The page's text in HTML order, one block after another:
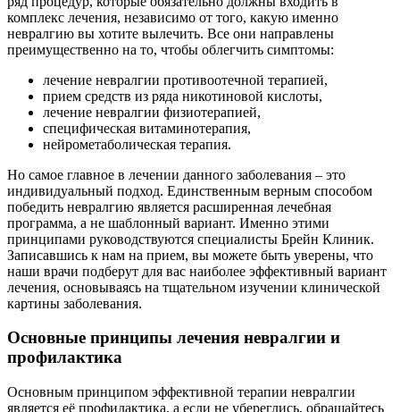
комплекс лечения, независимо от того, какую именно
невралгию вы хотите вылечить. Все они направлены
преимущественно на то, чтобы облегчить симптомы:
лечение невралгии противоотечной терапией,
прием средств из ряда никотиновой кислоты,
лечение невралгии физиотерапией,
специфическая витаминотерапия,
нейрометаболическая терапия.
Но самое главное в лечении данного заболевания – это
индивидуальный подход. Единственным верным способом
победить невралгию является расширенная лечебная
программа, а не шаблонный вариант. Именно этими
принципами руководствуются специалисты Брейн Клиник.
Записавшись к нам на прием, вы можете быть уверены, что
наши врачи подберут для вас наиболее эффективный вариант
лечения, основываясь на тщательном изучении клинической
картины заболевания.
Основные принципы лечения невралгии и
профилактика
Основным принципом эффективной терапии невралгии
является её профилактика, а если не убереглись, обращайтесь